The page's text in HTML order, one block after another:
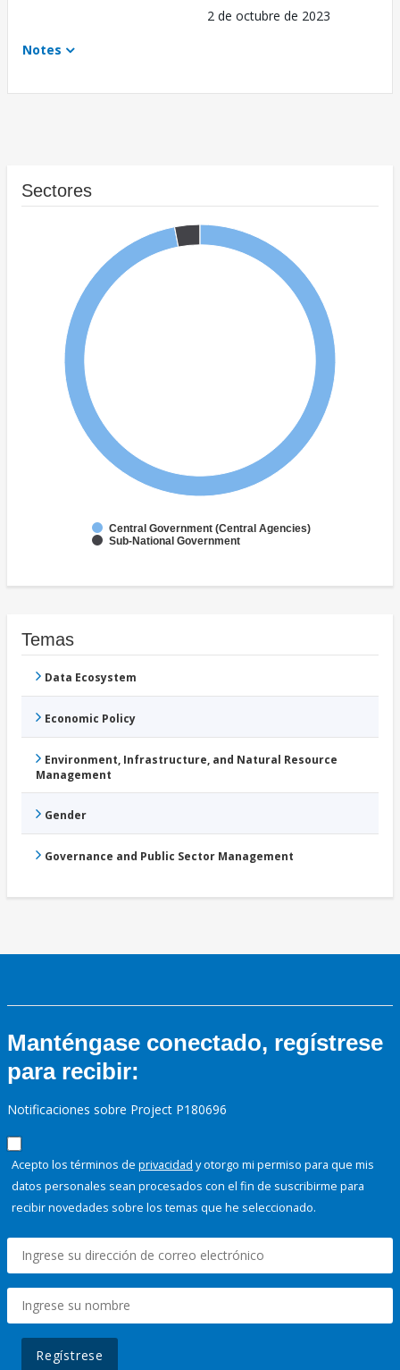
2 de octubre de 2023
Notes
Sectores
Central Government (Central Agencies)
Sub-National Government
Temas
Data Ecosystem
Economic Policy
Environment, Infrastructure, and Natural Resource
Management
Gender
Governance and Public Sector Management
Manténgase conectado, regístrese
para recibir:
Notificaciones sobre Project P180696
Acepto los términos de privacidad y otorgo mi permiso para que mis
datos personales sean procesados con el fin de suscribirme para
recibir novedades sobre los temas que he seleccionado.
Regístrese